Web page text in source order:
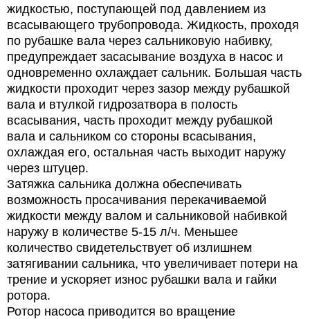
жидкостью, поступающей под давлением из
всасывающего трубопровода. Жидкость, проходя
по рубашке вала через сальниковую набивку,
предупреждает засасывание воздуха в насос и
одновременно охлаждает сальник. Большая часть
жидкости проходит через зазор между рубашкой
вала и втулкой гидрозатвора в полость
всасывания, часть проходит между рубашкой
вала и сальником со стороны всасывания,
охлаждая его, остальная часть выходит наружу
через штуцер.
Затяжка сальника должна обеспечивать
возможность просачивания перекачиваемой
жидкости между валом и сальниковой набивкой
наружу в количестве 5-15 л/ч. Меньшее
количество свидетельствует об излишнем
затягивании сальника, что увеличивает потери на
трение и ускоряет износ рубашки вала и гайки
ротора.
Ротор насоса приводится во вращение